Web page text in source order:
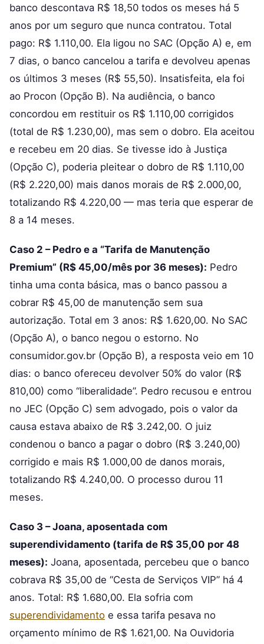
banco descontava R$ 18,50 todos os meses há 5
anos por um seguro que nunca contratou. Total
pago: R$ 1.110,00. Ela ligou no SAC (Opção A) e, em
7 dias, o banco cancelou a tarifa e devolveu apenas
os últimos 3 meses (R$ 55,50). Insatisfeita, ela foi
ao Procon (Opção B). Na audiência, o banco
concordou em restituir os R$ 1.110,00 corrigidos
(total de R$ 1.230,00), mas sem o dobro. Ela aceitou
e recebeu em 20 dias. Se tivesse ido à Justiça
(Opção C), poderia pleitear o dobro de R$ 1.110,00
(R$ 2.220,00) mais danos morais de R$ 2.000,00,
totalizando R$ 4.220,00 — mas teria que esperar de
8 a 14 meses.
Caso 2 – Pedro e a “Tarifa de Manutenção
Premium” (R$ 45,00/mês por 36 meses): Pedro
tinha uma conta básica, mas o banco passou a
cobrar R$ 45,00 de manutenção sem sua
autorização. Total em 3 anos: R$ 1.620,00. No SAC
(Opção A), o banco negou o estorno. No
consumidor.gov.br (Opção B), a resposta veio em 10
dias: o banco ofereceu devolver 50% do valor (R$
810,00) como “liberalidade”. Pedro recusou e entrou
no JEC (Opção C) sem advogado, pois o valor da
causa estava abaixo de R$ 3.242,00. O juiz
condenou o banco a pagar o dobro (R$ 3.240,00)
corrigido e mais R$ 1.000,00 de danos morais,
totalizando R$ 4.240,00. O processo durou 11
meses.
Caso 3 – Joana, aposentada com
superendividamento (tarifa de R$ 35,00 por 48
meses): Joana, aposentada, percebeu que o banco
cobrava R$ 35,00 de “Cesta de Serviços VIP” há 4
anos. Total: R$ 1.680,00. Ela sofria com
superendividamento e essa tarifa pesava no
orçamento mínimo de R$ 1.621,00. Na Ouvidoria